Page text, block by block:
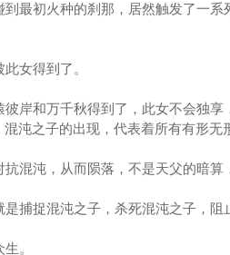
最初火种的刹那，居然触发了一系
女得到了。
岸和万千秋得到了，此女不会独享
沌之子的出现，代表着所有有形无
混沌，从而陨落，不是天父的暗算
捕捉混沌之子，杀死混沌之子，阻
。